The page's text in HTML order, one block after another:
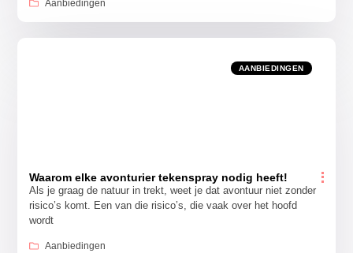
Aanbiedingen
AANBIEDINGEN
Waarom elke avonturier tekenspray nodig heeft!
Als je graag de natuur in trekt, weet je dat avontuur niet zonder
risico’s komt. Een van die risico’s, die vaak over het hoofd
wordt
Aanbiedingen